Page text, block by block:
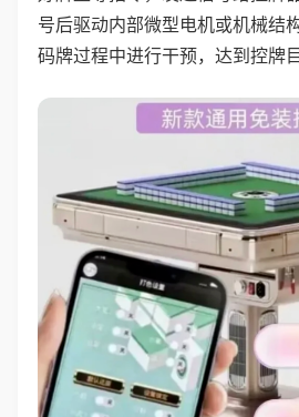
号后驱动内部微型电机或机械结
码牌过程中进行干预，达到控牌目